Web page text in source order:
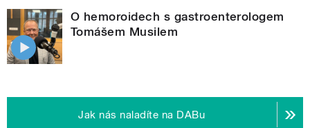
O hemoroidech s gastroenterologem
Tomášem Musilem
Jak nás naladíte na DABu